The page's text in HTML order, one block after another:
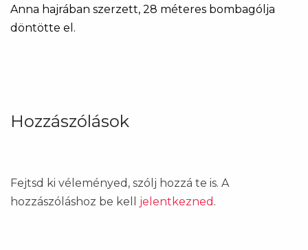
Anna hajrában szerzett, 28 méteres bombagólja
döntötte el.
Hozzászólások
Fejtsd ki véleményed, szólj hozzá te is. A
hozzászóláshoz be kell jelentkezned .